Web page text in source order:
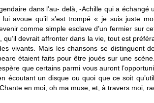
dans l’au- delà, -Achille qui a
avoue qu’il s’est trompé « je suis juste
comme simple esclave d’un fermier sur
devrait affronter dans la vie, tout est
vivants. Mais les chansons se distinguent
étaient faits pour être joués sur une
que certains parmi vous auront
un disque ou quoi que ce soit
en moi, oh ma muse, et, à travers moi,